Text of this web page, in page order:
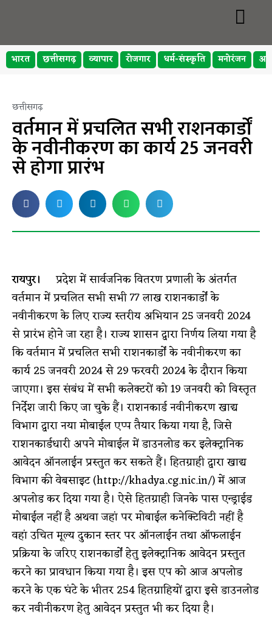
भारत छत्तीसगढ़ व्यापार रोजगार धर्म-संस्कृति मनोरंजन
छत्तीसगढ़
वर्तमान में प्रचलित सभी राशनकार्डों
के नवीनीकरण का कार्य 25 जनवरी
से होगा प्रारंभ
रायपुर।
प्रदेश में सार्वजनिक वितरण प्रणाली के अंतर्गत
वर्तमान में प्रचलित सभी सभी 77 लाख राशनकार्डों के
नवीनीकरण के लिए राज्य स्तरीय अभियान 25 जनवरी 2024
से प्रारंभ होने जा रहा है। राज्य शासन द्वारा निर्णय लिया गया है
कि वर्तमान में प्रचलित सभी राशनकार्डों के नवीनीकरण का
कार्य 25 जनवरी 2024 से 29 फरवरी 2024 के दौरान किया
जाएगा। इस संबंध में सभी कलेक्टरों को 19 जनवरी को विस्तृत
निर्देश जारी किए जा चुके हैं। राशनकार्ड नवीनीकरण खाद्य
विभाग द्वारा नया मोबाईल एप्प तैयार किया गया है, जिसे
राशनकार्डधारी अपने मोबाईल में डाउनलोड कर इलेक्ट्रानिक
आवेदन ऑनलाईन प्रस्तुत कर सकते हैं। हितग्राही द्वारा खाद्य
विभाग की वेबसाइट (http://khadya.cg.nic.in/) में आज
अपलोड कर दिया गया है। ऐसे हितग्राही जिनके पास एन्ड्राईड
मोबाईल नहीं है अथवा जहां पर मोबाईल कनेक्टिविटी नहीं है
वहां उचित मूल्य दुकान स्तर पर ऑनलाईन तथा ऑफलाईन
प्रक्रिया के जरिए राशनकार्डों हेतु इलेक्ट्रानिक आवेदन प्रस्तुत
करने का प्रावधान किया गया है। इस एप को आज अपलोड
करने के एक घंटे के भीतर 254 हितग्राहियों द्वारा इसे डाउनलोड
कर नवीनीकरण हेतु आवेदन प्रस्तुत भी कर दिया है।